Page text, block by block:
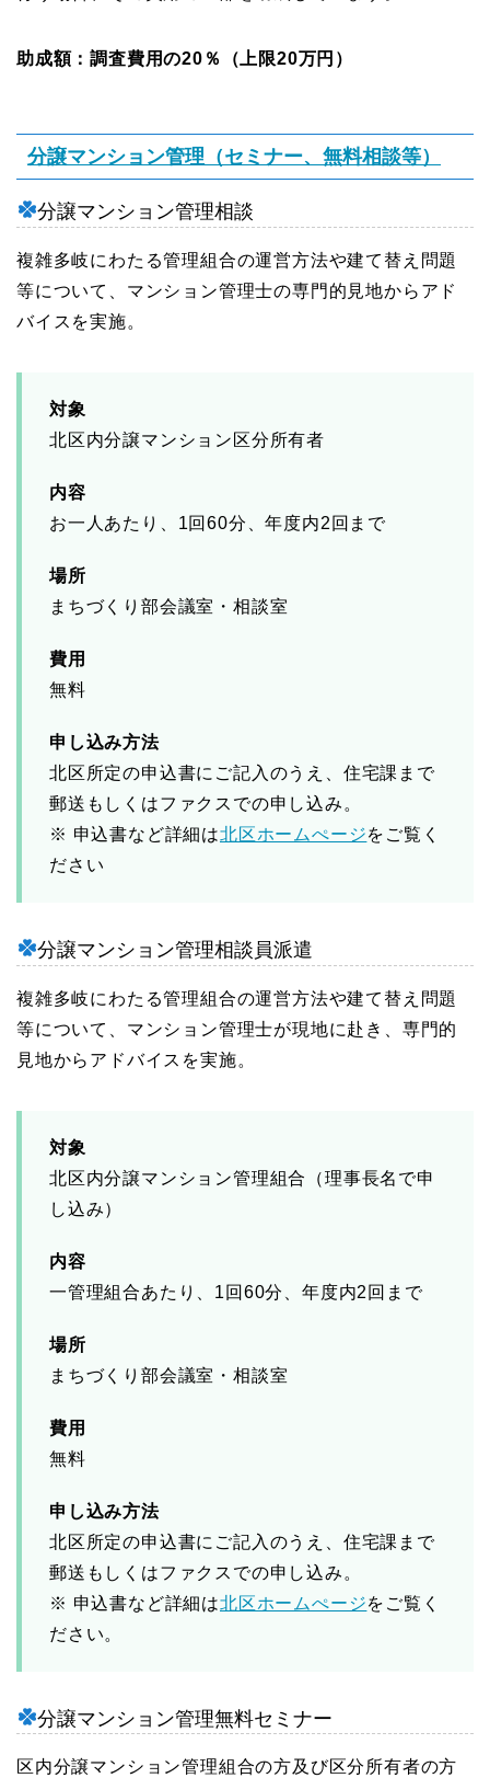
助成額：調査費用の20％（上限20万円）
分譲マンション管理（セミナー、無料相談等）
分譲マンション管理相談
複雑多岐にわたる管理組合の運営方法や建て替え問題
等について、マンション管理士の専門的見地からアド
バイスを実施。
対象
北区内分譲マンション区分所有者
内容
お一人あたり、1回60分、年度内2回まで
場所
まちづくり部会議室・相談室
費用
無料
申し込み方法
北区所定の申込書にご記入のうえ、住宅課まで
郵送もしくはファクスでの申し込み。
※ 申込書など詳細は北区ホームぺージをご覧く
ださい
分譲マンション管理相談員派遣
複雑多岐にわたる管理組合の運営方法や建て替え問題
等について、マンション管理士が現地に赴き、専門的
見地からアドバイスを実施。
対象
北区内分譲マンション管理組合（理事長名で申
し込み）
内容
一管理組合あたり、1回60分、年度内2回まで
場所
まちづくり部会議室・相談室
費用
無料
申し込み方法
北区所定の申込書にご記入のうえ、住宅課まで
郵送もしくはファクスでの申し込み。
※ 申込書など詳細は北区ホームぺージをご覧く
ださい。
分譲マンション管理無料セミナー
区内分譲マンション管理組合の方及び区分所有者の方